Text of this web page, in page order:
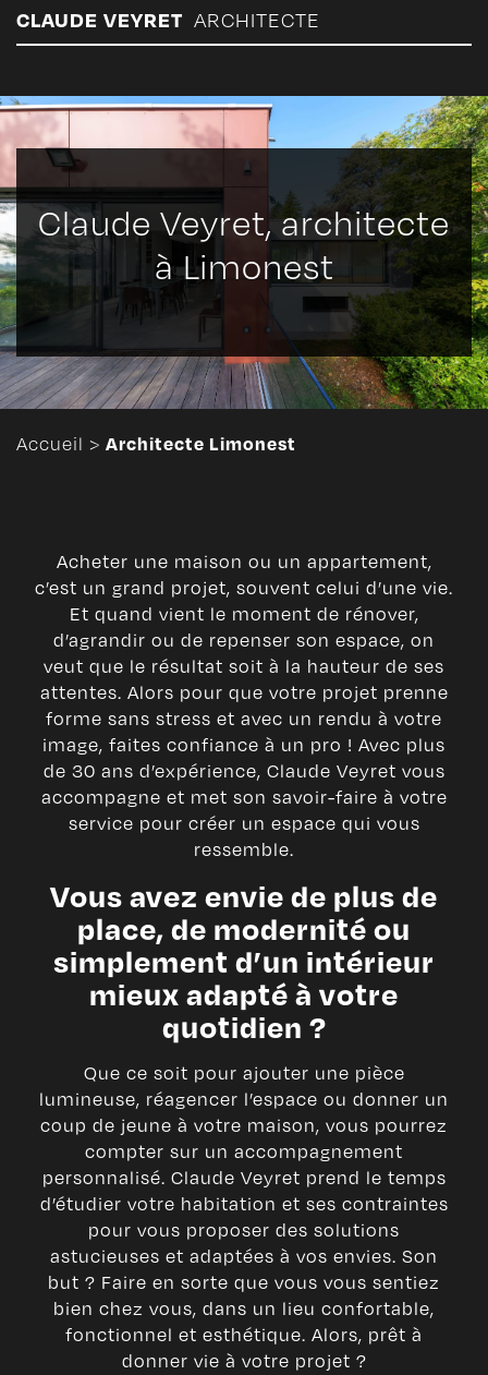
CLAUDE VEYRET ARCHITECTE
Claude Veyret, architecte
à Limonest
Accueil > Architecte Limonest
Acheter une maison ou un appartement,
c’est un grand projet, souvent celui d’une vie.
Et quand vient le moment de rénover,
d’agrandir ou de repenser son espace, on
veut que le résultat soit à la hauteur de ses
attentes. Alors pour que votre projet prenne
forme sans stress et avec un rendu à votre
image, faites confiance à un pro ! Avec plus
de 30 ans d’expérience, Claude Veyret vous
accompagne et met son savoir-faire à votre
service pour créer un espace qui vous
ressemble.
Vous avez envie de plus de
place, de modernité ou
simplement d’un intérieur
mieux adapté à votre
quotidien ?
Que ce soit pour ajouter une pièce
lumineuse, réagencer l’espace ou donner un
coup de jeune à votre maison, vous pourrez
compter sur un accompagnement
personnalisé. Claude Veyret prend le temps
d’étudier votre habitation et ses contraintes
pour vous proposer des solutions
astucieuses et adaptées à vos envies. Son
but ? Faire en sorte que vous vous sentiez
bien chez vous, dans un lieu confortable,
fonctionnel et esthétique. Alors, prêt à
donner vie à votre projet ?
Panneau de gestion des cookies